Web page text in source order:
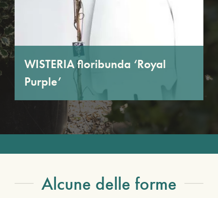
WISTERIA floribunda ‘Royal
Purple’
Alcune delle forme